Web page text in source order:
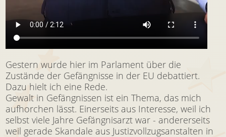
Gestern wurde hier im Parlament über die
Zustände der Gefängnisse in der EU debattiert.
Dazu hielt ich eine Rede.
Gewalt in Gefängnissen ist ein Thema, das mich
aufhorchen lässt. Einerseits aus Interesse, weil ich
selbst viele Jahre Gefängnisarzt war - andererseits
weil gerade Skandale aus Justizvollzugsanstalten in